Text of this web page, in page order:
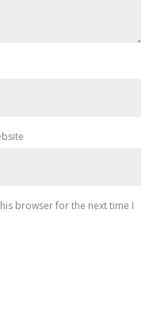
browser for the next time I